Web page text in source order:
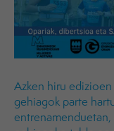
Azken hiru
gehiagok parte